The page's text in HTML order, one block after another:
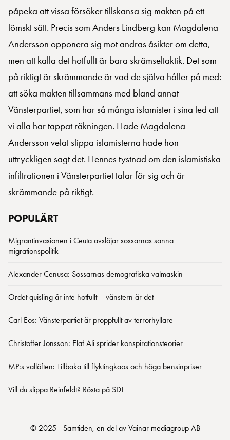
påpeka att vissa försöker tillskansa sig makten på ett
lömskt sätt. Precis som Anders Lindberg kan Magdalena
Andersson opponera sig mot andras åsikter om detta,
men att kalla det hotfullt är bara skrämseltaktik. Det som
på riktigt är skrämmande är vad de själva håller på med:
att söka makten tillsammans med bland annat
Vänsterpartiet, som har så många islamister i sina led att
vi alla har tappat räkningen. Hade Magdalena
Andersson velat slippa islamisterna hade hon
uttryckligen sagt det. Hennes tystnad om den islamistiska
infiltrationen i Vänsterpartiet talar för sig och är
skrämmande på riktigt.
POPULÄRT
Migrantinvasionen i Ceuta avslöjar sossarnas sanna
migrationspolitik
Alexander Cenusa: Sossarnas demografiska valmaskin
Ordet quisling är inte hotfullt – vänstern är det
Carl Eos: Vänsterpartiet är proppfullt av terrorhyllare
Christoffer Jonsson: Elaf Ali sprider konspirationsteorier
MP:s vallöften: Tillbaka till flyktingkaos och höga bensinpriser
Vill du slippa Reinfeldt? Rösta på SD!
© 2025 - Samtiden, en del av Vainar mediagroup AB